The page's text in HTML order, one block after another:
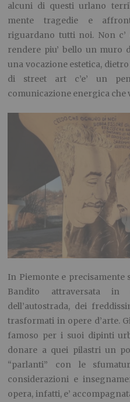
alcuni di questi urlano
mente tragedie e
riguardano tutti noi. Non c’
rendere piu’ bello un muro
una vocazione estetica,
di street art c’e’ un
comunicazione energica che
In Piemonte e precisamente
Bandito attraversata
dell’autostrada, dei
trasformati in opere d’arte.
famoso per i suoi dipinti
donare a quei pilastri un
“parlanti” con le
considerazioni e
opera, infatti, e’